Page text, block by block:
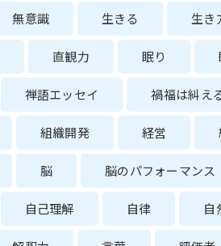
無意識 生きる 生き
直観力 眠り
禅語エッセイ 禍福は糾え
組織開発 経営
脳 脳のパフォーマンス
自己理解 自律 自